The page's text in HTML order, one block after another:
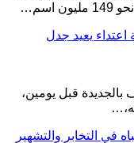
في قضية اعتداء يعيد جدل
بالجديدة قبل يومين،
التخابر والتشهير